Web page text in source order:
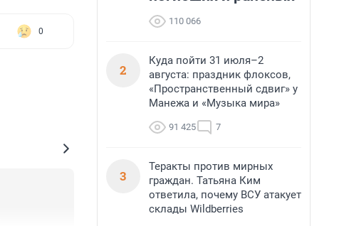
0
110 066
2
Куда пойти 31 июля–2
августа: праздник флоксов,
«Пространственный сдвиг» у
Манежа и «Музыка мира»
91 425 7
3
Теракты против мирных
граждан. Татьяна Ким
ответила, почему ВСУ атакует
склады Wildberries